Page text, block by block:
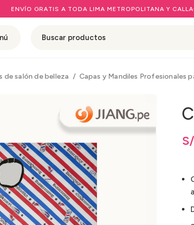
ENVÍO GRATIS A TODA LIMA METROPOLITANA Y
de salón de belleza Capas y Mandiles Profesionales